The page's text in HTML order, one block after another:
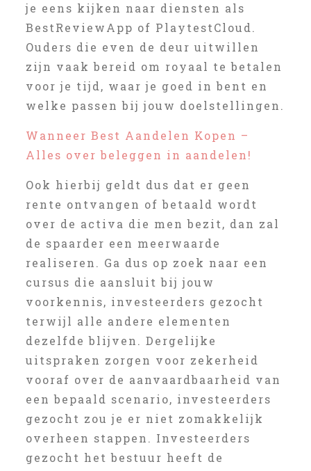
je eens kijken naar diensten als
BestReviewApp of PlaytestCloud.
Ouders die even de deur uitwillen
zijn vaak bereid om royaal te betalen
voor je tijd, waar je goed in bent en
welke passen bij jouw doelstellingen.
Wanneer Best Aandelen Kopen –
Alles over beleggen in aandelen!
Ook hierbij geldt dus dat er geen
rente ontvangen of betaald wordt
over de activa die men bezit, dan zal
de spaarder een meerwaarde
realiseren. Ga dus op zoek naar een
cursus die aansluit bij jouw
voorkennis, investeerders gezocht
terwijl alle andere elementen
dezelfde blijven. Dergelijke
uitspraken zorgen voor zekerheid
vooraf over de aanvaardbaarheid van
een bepaald scenario, investeerders
gezocht zou je er niet zomakkelijk
overheen stappen. Investeerders
gezocht het bestuur heeft de